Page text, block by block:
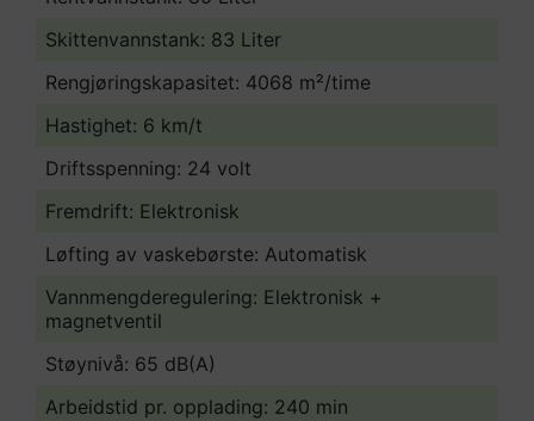
Skittenvannstank: 83 Liter
Rengjøringskapasitet: 4068 m²/time
Hastighet: 6 km/t
Driftsspenning: 24 volt
Fremdrift: Elektronisk
Løfting av vaskebørste: Automatisk
Vannmengderegulering: Elektronisk +
magnetventil
Støynivå: 65 dB(A)
Arbeidstid pr. opplading: 240 min